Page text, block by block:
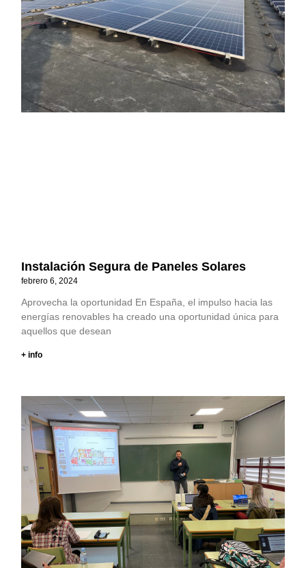
Instalación Segura de Paneles Solares
febrero 6, 2024
Aprovecha la oportunidad En España, el impulso hacia las
energías renovables ha creado una oportunidad única para
aquellos que desean
+ info